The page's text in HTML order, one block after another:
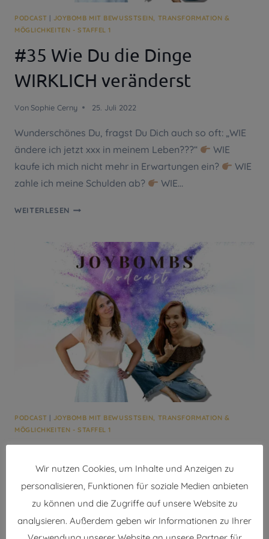
PODCAST
JOYBOMB MIT BEWUSSTSEIN, TRANSFORMATION &
MÖGLICHKEITEN - STAFFEL 1
#35 Wie Du die Dinge
WIRKLICH veränderst
VonSophie Cerny 25. Juli 2022
Wunderschönes Du, fragst Du Dich auch so oft: „WIE
ändere ich jetzt xxx in meinem Leben???“
WIE
kaufe ich mich nicht mehr in Erwartungen ein?
WIE
zahle ich meine Schulden ab?
WIE…
WEITERLESEN #35
DIE
DINGE
WIRKLICH
VERÄNDERST
PODCAST | JOYBOMB MIT BEWUSSTSEIN, TRANSFORMATION &
MÖGLICHKEITEN - STAFFEL 1
auf!
Sophie Cerny 18. Juli 2022
Liebste Joybomb, was wäre, wenn Du nicht scheitern
Wir nutzen Cookies, um Inhalte und Anzeigen zu
personalisieren, Funktionen für soziale Medien anbieten
zu können und die Zugriffe auf unsere Website zu
analysieren. Außerdem geben wir Informationen zu Ihrer